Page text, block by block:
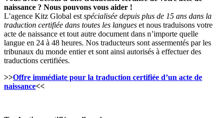
naissance ? Nous pouvons vous aider !
L’agence Kitz Global est spécialisée depuis plus de 15 ans dans la
traduction certifiée dans toutes les langues et nous traduisons votre
acte de naissance et tout autre document dans n’importe quelle
langue en 24 à 48 heures. Nos traducteurs sont assermentés par les
tribunaux du monde entier et sont ainsi autorisés à effectuer des
traductions certifiées.
>>Offre immédiate pour la traduction certifiée d’un acte de
naissance<<